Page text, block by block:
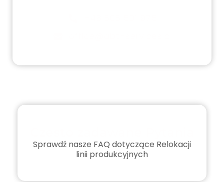
Sprawdź nasze FAQ dotyczące Relokacji
linii produkcyjnych